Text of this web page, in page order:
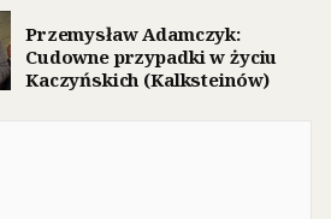
Przemysław Adamczyk:
Cudowne przypadki w życiu
Kaczyńskich (Kalksteinów)